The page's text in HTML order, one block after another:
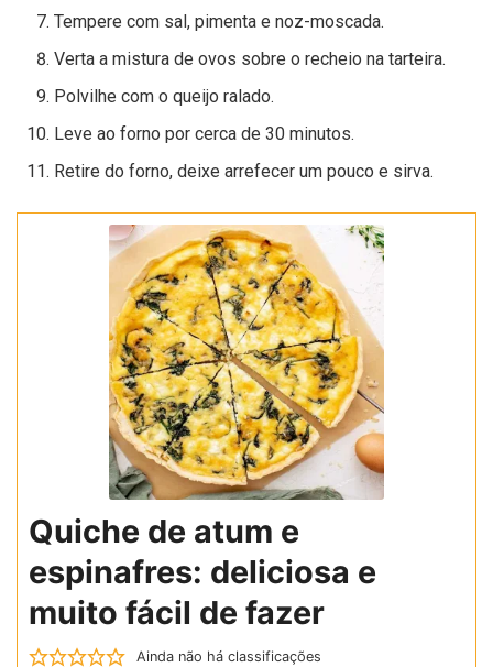
Tempere com sal, pimenta e noz-moscada.
Verta a mistura de ovos sobre o recheio na tarteira.
Polvilhe com o queijo ralado.
Leve ao forno por cerca de 30 minutos.
Retire do forno, deixe arrefecer um pouco e sirva.
Quiche de atum e
espinafres: deliciosa e
muito fácil de fazer
Ainda não há classificações